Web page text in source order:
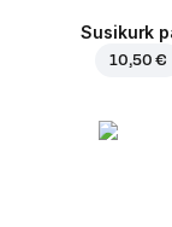
Susikurk
10,50 €